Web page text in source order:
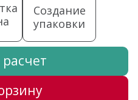
Создание
упаковки